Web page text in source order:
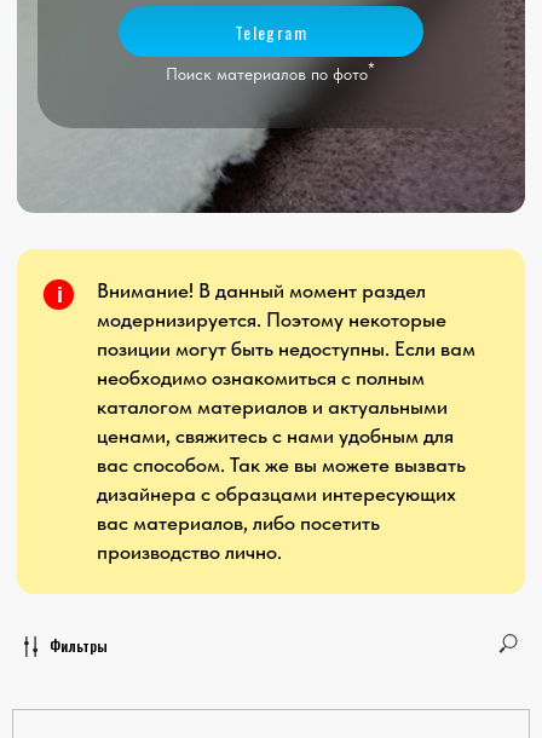
Внимание! В данный момент раздел
модернизируется. Поэтому некоторые
позиции могут быть недоступны. Если вам
необходимо ознакомиться с полным
ценами, свяжитесь с нами удобным для
вас способом. Так же вы можете вызвать
дизайнера с образцами интересующих
вас материалов, либо посетить
производство лично.
Фильтры